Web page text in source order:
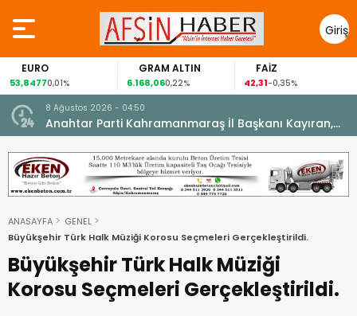
Giriş
Yap
EURO
53,84770,01%
GRAM ALTIN
6.168,060,22%
FAİZ
42,31-0,35%
8 Ağustos 2026 - 04:50
Anahtar Parti Kahramanmaraş İl Başkanı Kayıran,
Afşin Teşkilatı ile buluştu.
ANASAYFA
GENEL
Büyükşehir Türk Halk Müziği Korosu Seçmeleri Gerçekleştirildi.
Büyükşehir Türk Halk Müziği
Korosu Seçmeleri Gerçekleştirildi.